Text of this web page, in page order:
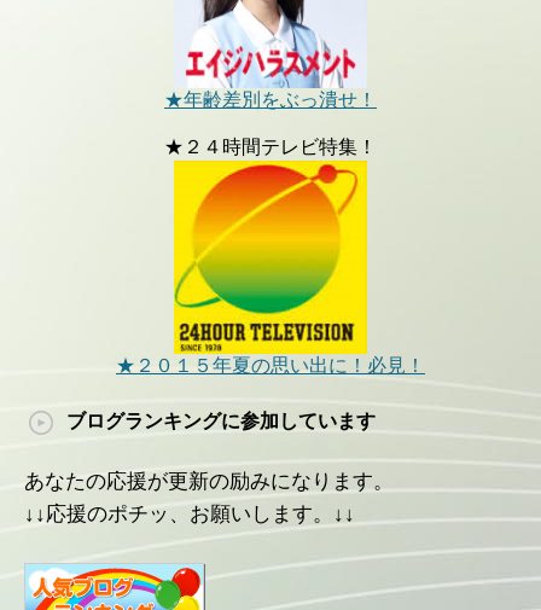
★年齢差別をぶっ潰せ！
★２４時間テレビ特集！
★２０１５年夏の思い出に！必見！
ブログランキングに参加しています
あなたの応援が更新の励みになります。
↓↓応援のポチッ、お願いします。↓↓